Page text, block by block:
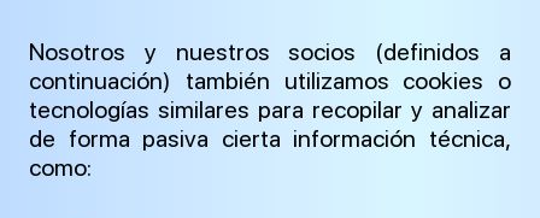
Nosotros y nuestros socios (definidos a
continuación) también utilizamos cookies o
tecnologías similares para recopilar y analizar
de forma pasiva cierta información técnica,
como: